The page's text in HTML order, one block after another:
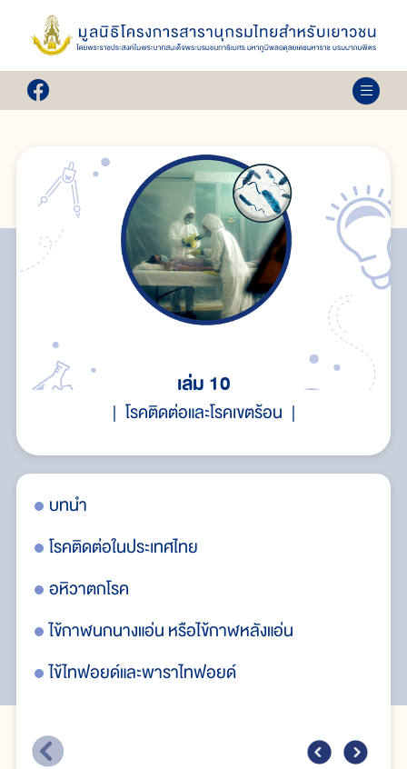
เล่ม 10
โรคติดต่อและโรคเขตร้อน
บทนำ
โรคติดต่อในประเทศไทย
อหิวาตกโรค
ไข้กาฬนกนางแอ่น หรือไข้กาฬหลังแอ่น
ไข้ไทฟอยด์และพาราไทฟอยด์